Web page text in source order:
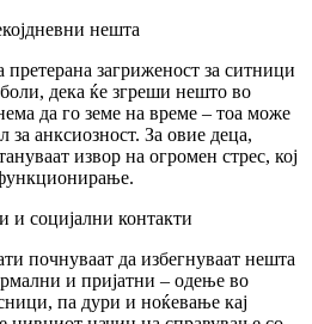
нешта
загриженост за ситници
дека ќе згреши нешто во
да го земе на време – тоа може
за анксиозност. За овие деца,
извор на огромен стрес, кој
и социјални контакти
почнуваат да избегнуваат нешта
и пријатни – одење во
па дури и ноќевање кај